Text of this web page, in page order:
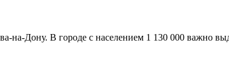
на-Дону. В городе с населением 1 130 000 важно